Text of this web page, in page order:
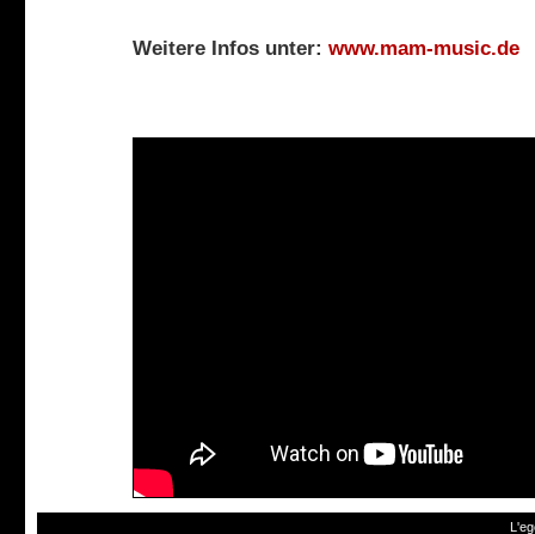
Weitere Infos unter: www.mam-music.de